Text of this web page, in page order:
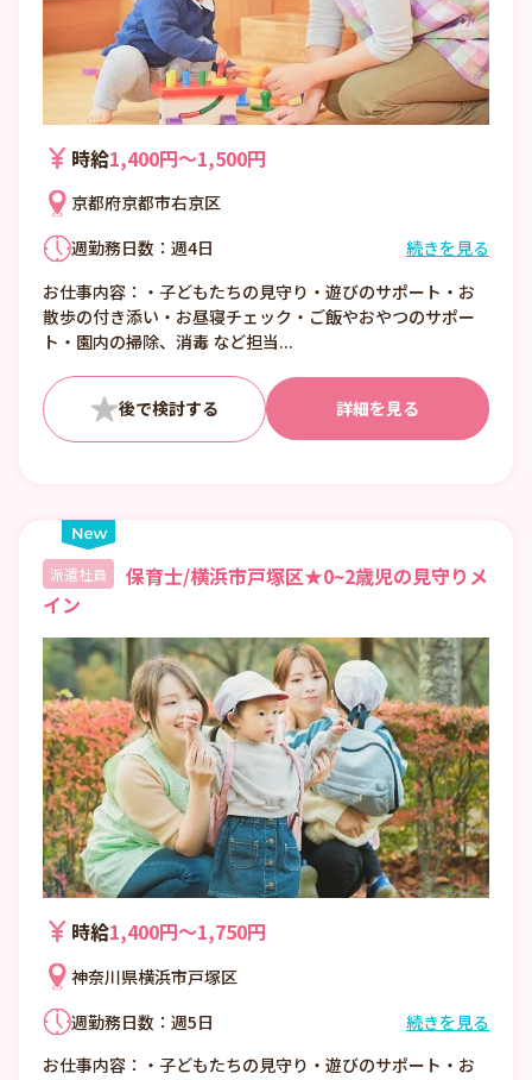
時給1,400円〜1,500円
京都府京都市右京区
週勤務日数：週4日
②8:00〜17:00 （休憩1:00）
③12:00〜21:00 （休憩1:00）
■日数・曜日・時間帯相談可
■曜日・時間帯は固定可
続きを見る
お仕事内容：・子どもたちの見守り・遊びのサポート・お
散歩の付き添い・お昼寝チェック・ご飯やおやつのサポー
ト・園内の掃除、消毒 など担当...
詳細を見る
派遣社員
保育士/横浜市戸塚区★0~2歳児の見守りメ
イン
時給1,400円〜1,750円
神奈川県横浜市戸塚区
週勤務日数：週5日
②8:00〜17:00 （休憩1:00）
続きを見る
お仕事内容：・子どもたちの見守り・遊びのサポート・お